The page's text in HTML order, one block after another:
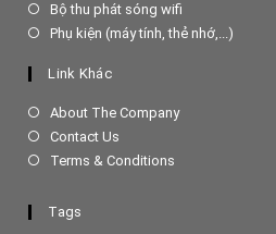
new
tab
in
a
new
Bộ thu phát sóng wifi
in
Phụ kiện (máy tính, thẻ nhớ,...)
Link Khác
About The Company
Contact Us
Terms & Conditions
Tags